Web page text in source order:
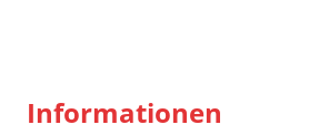
Informationen